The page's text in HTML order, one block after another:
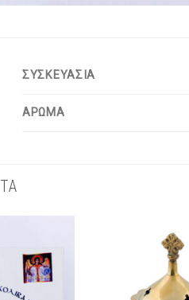
ΣΥΣΚΕΥΑΣΙΑ
ΑΡΩΜΑ
Πρόσθήκη
στην λίστα
επιθυμιών